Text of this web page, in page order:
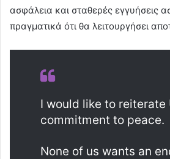
ασφάλεια και σταθερές εγγυήσεις
πραγματικά ότι θα λειτουργήσει
I would like to reiterate
commitment to peace.
None of us wants an